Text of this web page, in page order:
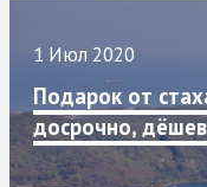
1 Июл 2020
Подарок от
досрочно,